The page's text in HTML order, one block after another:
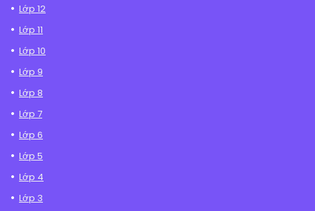
Lớp 12
Lớp 11
Lớp 10
Lớp 9
Lớp 8
Lớp 7
Lớp 6
Lớp 5
Lớp 4
Lớp 3